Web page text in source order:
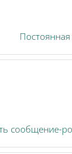
Постоянная
сообщение-